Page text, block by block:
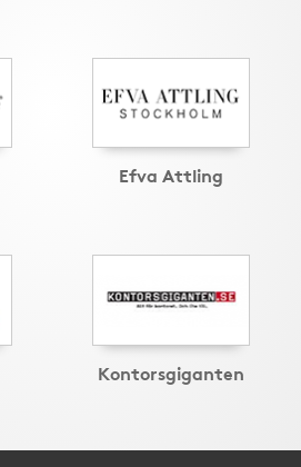
Efva Attling
Kontorsgiganten